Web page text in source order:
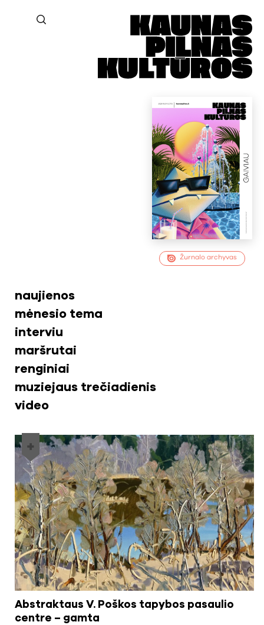
Žurnalo archyvas
Abstraktaus V. Poškos tapybos pasaulio
centre – gamta
naujienos
mėnesio tema
interviu
maršrutai
renginiai
muziejaus trečiadienis
video